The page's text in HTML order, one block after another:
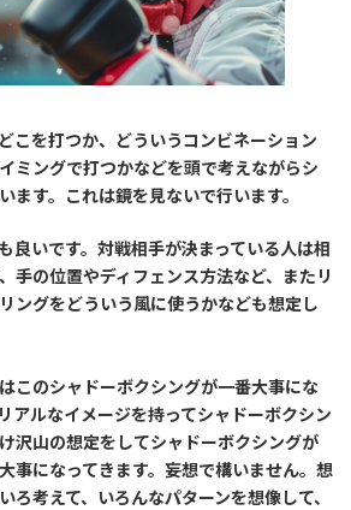
こを打つか、どういうコンビネーション
ミングで打つかなどを頭で考えながらシ
ます。これは鏡を見ないで行います。
良いです。対戦相手が決まっている人は相
手の位置やディフェンス方法など、またリ
ングをどういう風に使うかなども想定し
このシャドーボクシングが一番大事にな
アルなイメージを持ってシャドーボクシン
沢山の想定をしてシャドーボクシングが
事になってきます。妄想で構いません。想
ろ考えて、いろんなパターンを想像して、